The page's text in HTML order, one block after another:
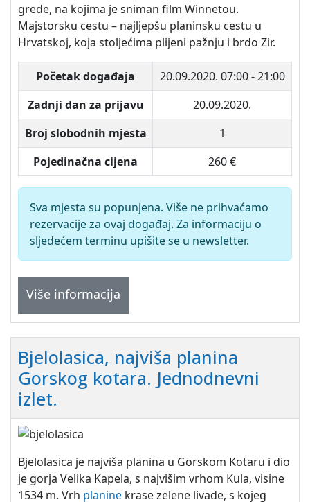
grede, na kojima je sniman film Winnetou.
Majstorsku cestu – najljepšu planinsku cestu u
Hrvatskoj, koja stoljećima plijeni pažnju i brdo Zir.
Početak događaja 20.09.2020. 07:00 - 21:00
Zadnji dan za prijavu
20.09.2020.
Broj slobodnih mjesta
1
Pojedinačna cijena
260 €
Sva mjesta su popunjena. Više ne prihvaćamo
rezervacije za ovaj događaj. Za informaciju o
sljedećem terminu upišite se u newsletter.
Više informacija
Bjelolasica, najviša planina
Gorskog kotara. Jednodnevni
izlet.
Bjelolasica je najviša planina u Gorskom Kotaru i dio
je gorja Velika Kapela, s najvišim vrhom Kula, visine
1534 m. Vrh planine krase zelene livade, s kojeg